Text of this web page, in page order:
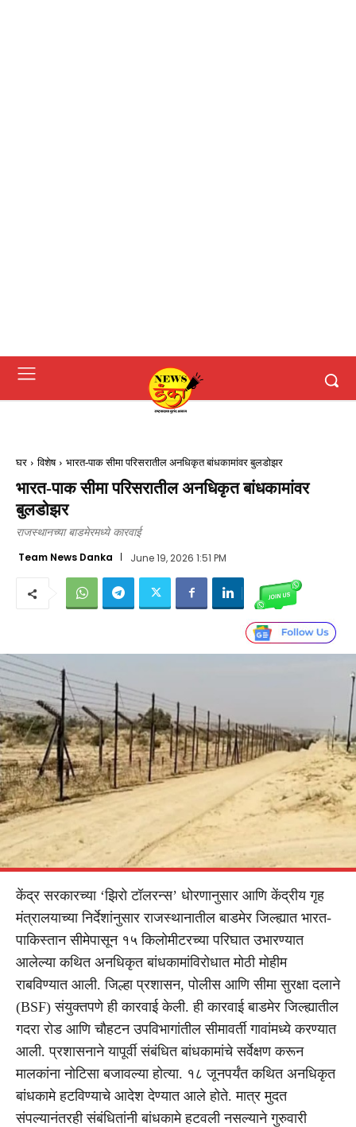
घर विशेष भारत-पाक सीमा परिसरातील अनधिकृत बांधकामांवर बुलडोझर
भारत-पाक सीमा परिसरातील अनधिकृत बांधकामांवर
बुलडोझर
राजस्थानच्या बाडमेरमध्ये कारवाई
Team News Danka June 19, 2026 1:51 PM
केंद्र सरकारच्या ‘झिरो टॉलरन्स’ धोरणानुसार आणि केंद्रीय गृह
मंत्रालयाच्या निर्देशांनुसार राजस्थानातील बाडमेर जिल्ह्यात भारत-
पाकिस्तान सीमेपासून १५ किलोमीटरच्या परिघात उभारण्यात
आलेल्या कथित अनधिकृत बांधकामांविरोधात मोठी मोहीम
राबविण्यात आली. जिल्हा प्रशासन, पोलीस आणि सीमा सुरक्षा दलाने
(BSF) संयुक्तपणे ही कारवाई केली. ही कारवाई बाडमेर जिल्ह्यातील
गदरा रोड आणि चौहटन उपविभागांतील सीमावर्ती गावांमध्ये करण्यात
आली. प्रशासनाने यापूर्वी संबंधित बांधकामांचे सर्वेक्षण करून
मालकांना नोटिसा बजावल्या होत्या. १८ जूनपर्यंत कथित अनधिकृत
बांधकामे हटविण्याचे आदेश देण्यात आले होते. मात्र मुदत
संपल्यानंतरही संबंधितांनी बांधकामे हटवली नसल्याने गुरुवारी